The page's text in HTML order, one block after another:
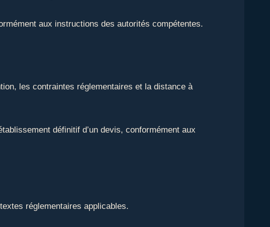
aux instructions des autorités compétentes.
les contraintes réglementaires et la distance à
définitif d’un devis, conformément aux
réglementaires applicables.